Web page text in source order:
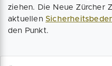
ziehen. Die Neue Zürcher
aktuellen
den Punkt.